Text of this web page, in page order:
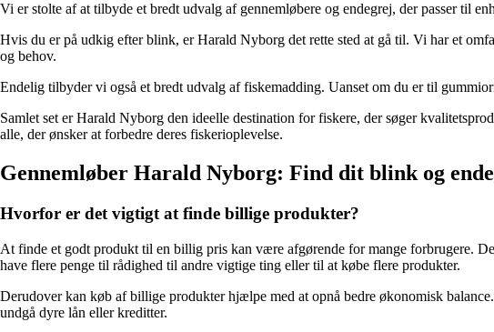
Vi er stolte af at tilbyde et bredt udvalg af gennemløbere og endegrej, der passer til
Hvis du er på udkig efter blink, er Harald Nyborg det rette sted at gå til. Vi har et
og behov.
Endelig tilbyder vi også et bredt udvalg af fiskemadding. Uanset om du er til
Samlet set er Harald Nyborg den ideelle destination for fiskere, der søger
alle, der ønsker at forbedre deres fiskerioplevelse.
Gennemløber Harald Nyborg: Find dit blink og
Hvorfor er det vigtigt at finde billige produkter?
At finde et godt produkt til en billig pris kan være afgørende for mange forbrugere.
have flere penge til rådighed til andre vigtige ting eller til at købe flere produkter.
Derudover kan køb af billige produkter hjælpe med at opnå bedre økonomisk
undgå dyre lån eller kreditter.